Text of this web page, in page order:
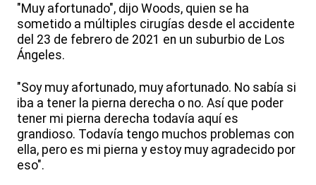
"Muy afortunado", dijo Woods, quien se ha
sometido a múltiples cirugías desde el accidente
del 23 de febrero de 2021 en un suburbio de Los
Ángeles.
"Soy muy afortunado, muy afortunado. No sabía si
iba a tener la pierna derecha o no. Así que poder
tener mi pierna derecha todavía aquí es
grandioso. Todavía tengo muchos problemas con
ella, pero es mi pierna y estoy muy agradecido por
eso".